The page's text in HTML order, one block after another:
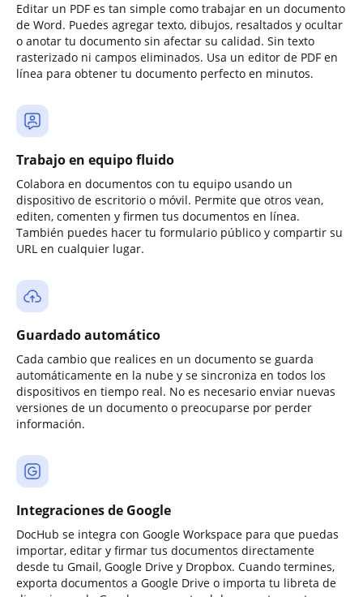
Editar un PDF es tan simple como trabajar en un documento
de Word. Puedes agregar texto, dibujos, resaltados y ocultar
o anotar tu documento sin afectar su calidad. Sin texto
rasterizado ni campos eliminados. Usa un editor de PDF en
línea para obtener tu documento perfecto en minutos.
Trabajo en equipo fluido
Colabora en documentos con tu equipo usando un
dispositivo de escritorio o móvil. Permite que otros vean,
editen, comenten y firmen tus documentos en línea.
También puedes hacer tu formulario público y compartir su
URL en cualquier lugar.
Guardado automático
Cada cambio que realices en un documento se guarda
automáticamente en la nube y se sincroniza en todos los
dispositivos en tiempo real. No es necesario enviar nuevas
versiones de un documento o preocuparse por perder
información.
Integraciones de Google
DocHub se integra con Google Workspace para que puedas
importar, editar y firmar tus documentos directamente
desde tu Gmail, Google Drive y Dropbox. Cuando termines,
exporta documentos a Google Drive o importa tu libreta de